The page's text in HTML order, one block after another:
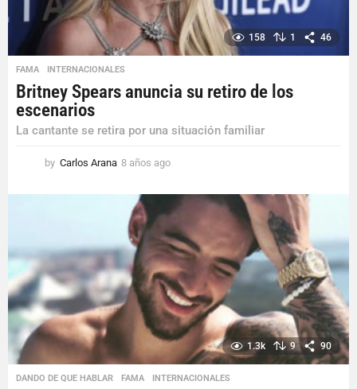
158 1 46
FAMA INTERNACIONALES
Britney Spears anuncia su retiro de los
escenarios
La cantante se retira por una situación familiar
by Carlos Arana 8 años ago
ñ
o
s
a
g
o
1.3k 9 90
DANDO DE QUE HABLAR ,FAMA INTERNACIONALES